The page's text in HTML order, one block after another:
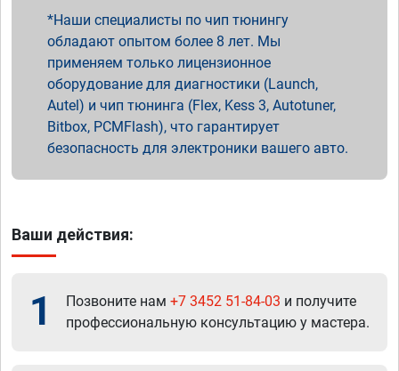
Наши специалисты по чип тюнингу
обладают опытом более 8 лет. Мы
применяем только лицензионное
оборудование для диагностики (Launch,
Autel) и чип тюнинга (Flex, Kess 3, Autotuner,
Bitbox, PCMFlash), что гарантирует
безопасность для электроники вашего авто.
Ваши действия:
1 Позвоните нам +7 3452 51-84-03 и получите
профессиональную консультацию у мастера.